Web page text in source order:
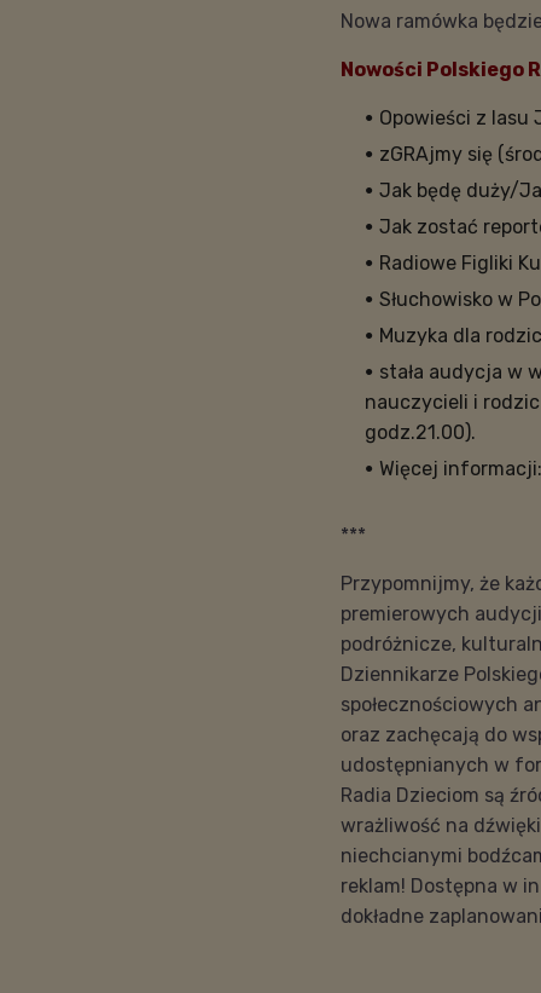
Nowa ramówka
Nowości Polskiego
Opowieści z lasu
zGRAjmy się
Jak będę duży/
Jak zostać
Radiowe Figliki
Słuchowisko w
Muzyka dla
stała audycja w
nauczycieli i
godz.21.00).
Więcej
***
Przypomnijmy, że
premierowych
podróżnicze,
Dziennikarze
społecznościowych
oraz zachęcają do
udostępnianych w
Radia Dzieciom są
wrażliwość na
niechcianymi
reklam! Dostępna w
dokładne